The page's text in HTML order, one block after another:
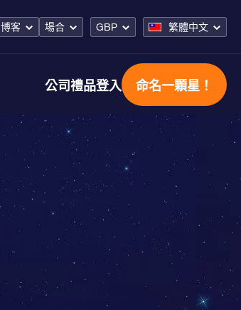
博客 場合 GBP 繁體中文
公司禮品登入 命名一顆星！